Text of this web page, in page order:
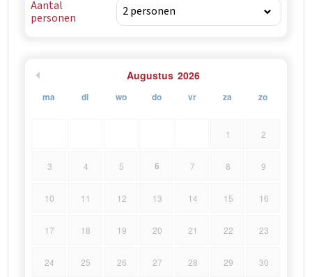
Aantal
personen
Augustus 2026
ma di wo do vr za zo
1 2
3 4 5 6 7 8 9
10 11 12 13 14 15 16
17 18 19 20 21 22 23
24 25 26 27 28 29 30